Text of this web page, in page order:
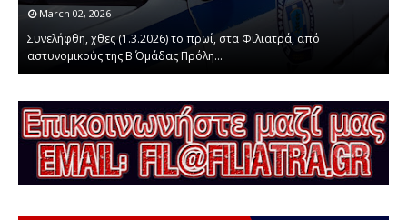
March 02, 2026
Συνελήφθη, χθες (1.3.2026) το πρωί, στα Φιλιατρά, από
αστυνομικούς της Β΄ Ομάδας Πρόλη…